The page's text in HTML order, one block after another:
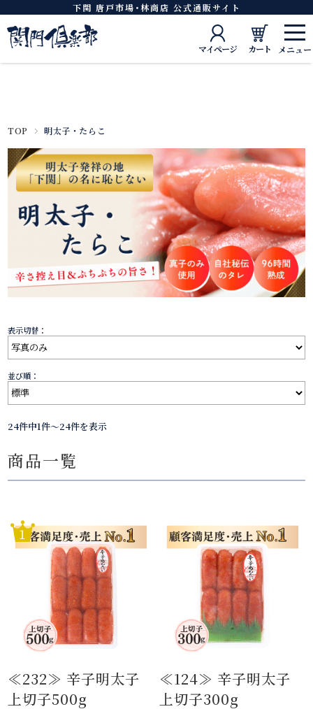
下関 唐戸市場･林商店 公式通販サイト
マイページ カート
TOP 明太子・たらこ
表示切替：
並び順：
24件中1件～24件を表示
商品一覧
≪232≫ 辛子明太子
上切子500g
≪124≫ 辛子明太子
上切子300g